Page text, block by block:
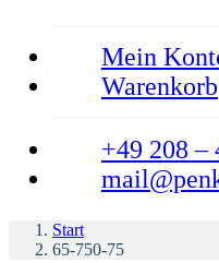
Mein
Warenkorb
+49 208 –
Start
65-750-75